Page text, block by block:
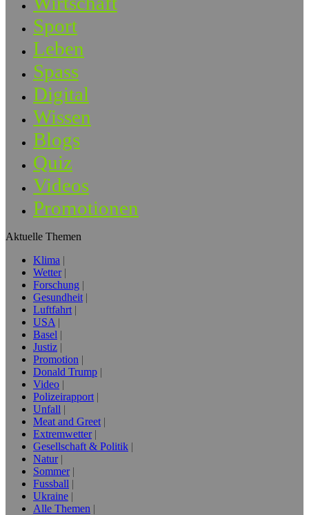
Sport
Leben
Spass
Digital
Wissen
Blogs
Quiz
Videos
Promotionen
Aktuelle Themen
Klima
Wetter
Forschung
Gesundheit
Luftfahrt
USA
Basel
Justiz
Promotion
Donald Trump
Video
Polizeirapport
Unfall
Meat and Greet
Extremwetter
Gesellschaft & Politik
Natur
Sommer
Fussball
Ukraine
Alle Themen